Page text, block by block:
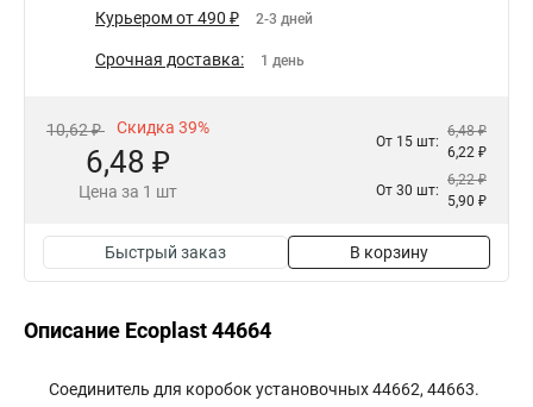
Курьером от 490 ₽ 2-3 дней
Срочная доставка: 1 день
10,62 ₽ Скидка 39%
6,48 ₽
Цена за 1 шт
От 15 шт:
6,48 ₽
6,22 ₽
От 30 шт:
6,22 ₽
5,90 ₽
Быстрый заказ В корзину
Описание Ecoplast 44664
Соединитель для коробок установочных 44662, 44663.